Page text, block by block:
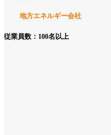
地方エネルギー会社
従業員数：100名以上